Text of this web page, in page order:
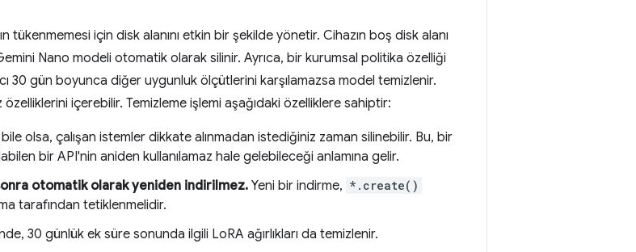
tükenmemesi için disk alanını etkin bir şekilde yönetir. Cihazın boş disk alanı
Nano modeli otomatik olarak silinir. Ayrıca, bir kurumsal politika özelliği
30 gün boyunca diğer uygunluk ölçütlerini karşılamazsa model temizlenir.
özelliklerini içerebilir. Temizleme işlemi aşağıdaki özelliklere sahiptir:
olsa, çalışan istemler dikkate alınmadan istediğiniz zaman silinebilir. Bu, bir
bir API'nin aniden kullanılamaz hale gelebileceği anlamına gelir.
otomatik olarak yeniden indirilmez. Yeni bir indirme, *.create()
tarafından tetiklenmelidir.
30 günlük ek süre sonunda ilgili LoRA ağırlıkları da temizlenir.